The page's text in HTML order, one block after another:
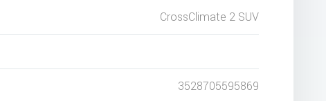
CrossClimate 2 SUV
3528705595869